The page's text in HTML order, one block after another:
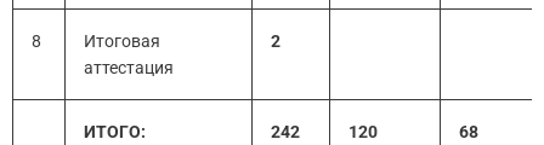
8
Итоговая
аттестация
2
ИТОГО: 242 120 68